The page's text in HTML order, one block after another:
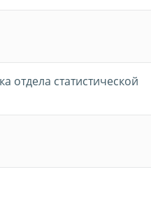
отдела статистической